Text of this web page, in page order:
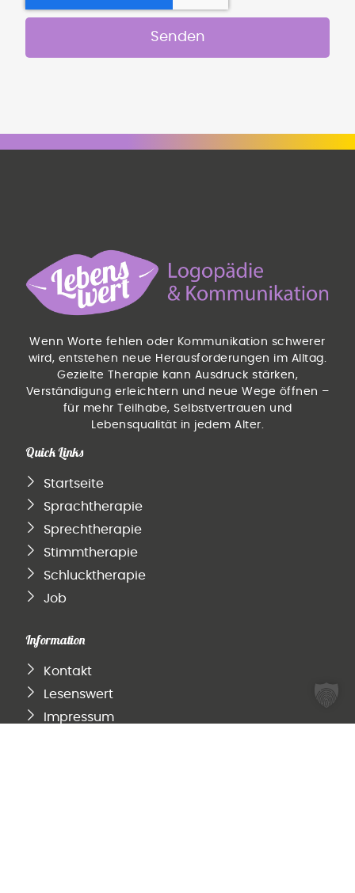
Senden
Wenn Worte fehlen oder Kommunikation schwerer
wird, entstehen neue Herausforderungen im Alltag.
Gezielte Therapie kann Ausdruck stärken,
Verständigung erleichtern und neue Wege öffnen –
für mehr Teilhabe, Selbstvertrauen und
Lebensqualität in jedem Alter.
Quick Links
Startseite
Sprachtherapie
Sprechtherapie
Stimmtherapie
Schlucktherapie
Job
Information
Kontakt
Lesenswert
Impressum